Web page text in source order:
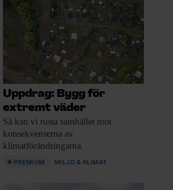
Uppdrag: Bygg för
extremt väder
Så kan vi rusta samhället mot
konsekvenserna av
klimatförändringarna.
PREMIUM MILJÖ & KLIMAT